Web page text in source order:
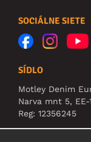
SOCIÁLNE SIETE
SÍDLO
Motley Denim
Narva mnt 5, EE-
Reg: 12356245
Upozornenie: